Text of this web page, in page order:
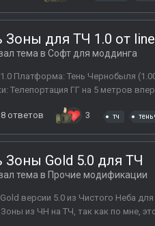
Зоны для ТЧ 1.0 от
тема в Софт для моддинга
Платформа: Тень Чернобыля
Телепортация ГГ на 5 метров
8 ответов 3 тч тень
Зоны Gold 5.0 для ТЧ
тема в Прочие модификации
версии 5.0 из Чистого Неба
из ЧН на ТЧ, так как по мне,